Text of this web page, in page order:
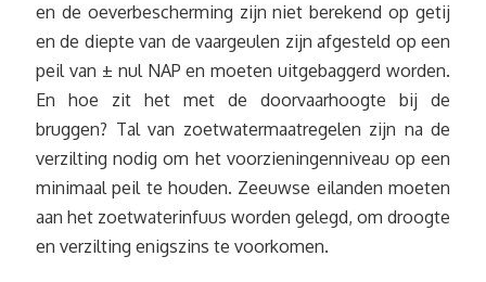
en de oeverbescherming zijn niet berekend op getij
en de diepte van de vaargeulen zijn afgesteld op een
peil van ± nul NAP en moeten uitgebaggerd worden.
En hoe zit het met de doorvaarhoogte bij de
bruggen? Tal van zoetwatermaatregelen zijn na de
verzilting nodig om het voorzieningenniveau op een
minimaal peil te houden. Zeeuwse eilanden moeten
aan het zoetwaterinfuus worden gelegd, om droogte
en verzilting enigszins te voorkomen.